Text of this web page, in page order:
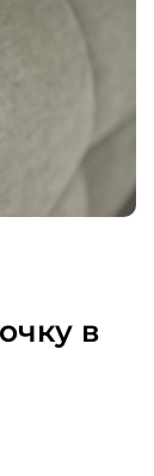
в